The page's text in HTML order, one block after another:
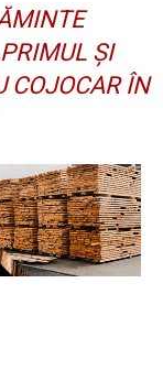
ŞI
COJOCAR ÎN